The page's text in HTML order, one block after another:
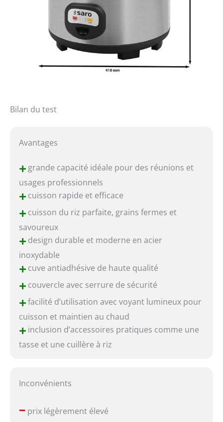
Bilan du test
Avantages
+grande capacité idéale pour des réunions et
usages professionnels
+cuisson rapide et efficace
+cuisson du riz parfaite, grains fermes et
savoureux
+design durable et moderne en acier
inoxydable
+cuve antiadhésive de haute qualité
+couvercle avec serrure de sécurité
+facilité d’utilisation avec voyant lumineux pour
cuisson et maintien au chaud
+inclusion d’accessoires pratiques comme une
tasse et une cuillère à riz
Inconvénients
–prix légèrement élevé